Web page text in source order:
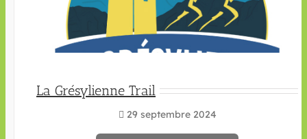
La Grésylienne Trail
29 septembre 2024